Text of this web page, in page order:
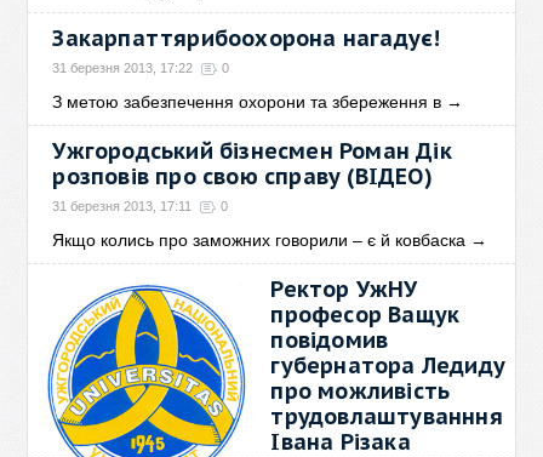
Закарпаттярибоохорона нагадує!
31 березня 2013, 17:22 0
З метою забезпечення охорони та збереження в →
Ужгородський бізнесмен Роман Дік
розповів про свою справу (ВІДЕО)
31 березня 2013, 17:11 0
Якщо колись про заможних говорили – є й ковбаска →
Ректор УжНУ
професор Ващук
повідомив
губернатора Ледиду
про можливість
трудовлаштуванння
Івана Різака